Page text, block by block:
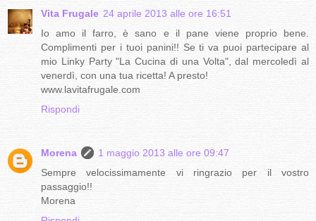
Vita Frugale 24 aprile 2013 alle ore 16:51
Io amo il farro, è sano e il pane viene proprio bene.
Complimenti per i tuoi panini!! Se ti va puoi partecipare al
mio Linky Party "La Cucina di una Volta", dal mercoledì al
venerdì, con una tua ricetta! A presto!
www.lavitafrugale.com
Rispondi
Morena
1 maggio 2013 alle ore 09:47
Sempre velocissimamente vi ringrazio per il vostro
passaggio!!
Morena